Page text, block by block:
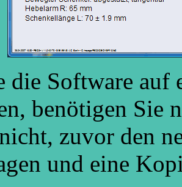
die Software auf
benötigen Sie
zuvor den
und eine